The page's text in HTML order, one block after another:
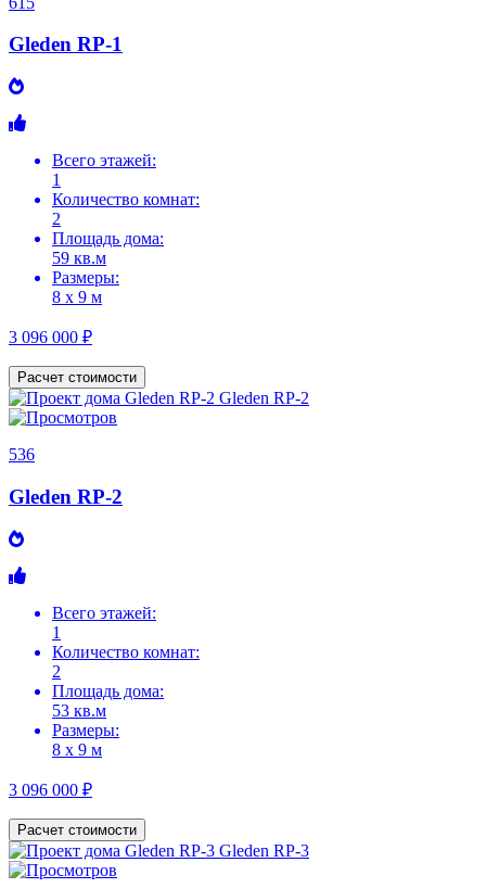
Gleden RP-1
Всего этажей:
1
Количество комнат:
2
Площадь дома:
59 кв.м
Размеры:
8 х 9 м
3 096 000 ₽
Расчет стоимости
536
Gleden RP-2
Всего этажей:
1
Количество комнат:
2
Площадь дома:
53 кв.м
Размеры:
8 х 9 м
3 096 000 ₽
Расчет стоимости